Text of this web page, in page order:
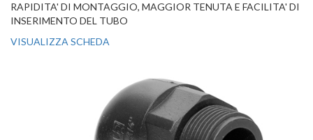
RAPIDITA' DI MONTAGGIO, MAGGIOR TENUTA E FACILITA' DI
INSERIMENTO DEL TUBO
VISUALIZZA SCHEDA